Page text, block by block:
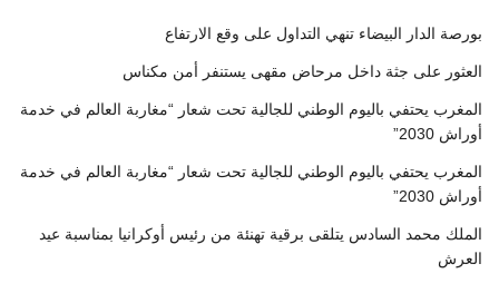
بورصة الدار البيضاء تنهي التداول على وقع الارتفاع
العثور على جثة داخل مرحاض مقهى يستنفر أمن مكناس
المغرب يحتفي باليوم الوطني للجالية تحت شعار “مغاربة العالم في خدمة
أوراش 2030”
المغرب يحتفي باليوم الوطني للجالية تحت شعار “مغاربة العالم في خدمة
أوراش 2030”
الملك محمد السادس يتلقى برقية تهنئة من رئيس أوكرانيا بمناسبة عيد
العرش